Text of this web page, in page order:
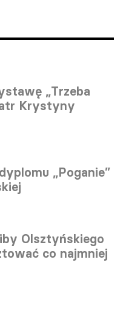
„Trzeba
Krystyny
„Poganie”
Olsztyńskiego
co najmniej